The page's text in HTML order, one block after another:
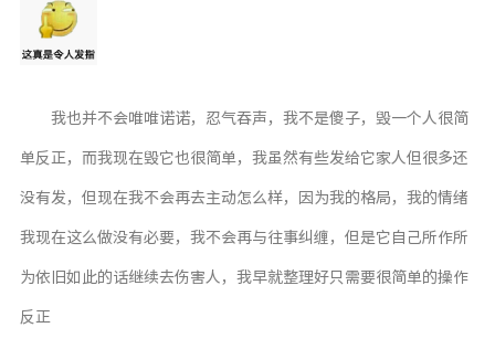
我也并不会唯唯诺诺，忍气吞声，我不是傻子，毁一个人很简
单反正，而我现在毁它也很简单，我虽然有些发给它家人但很多还
没有发，但现在我不会再去主动怎么样，因为我的格局，我的情绪
我现在这么做没有必要，我不会再与往事纠缠，但是它自己所作所
为依旧如此的话继续去伤害人，我早就整理好只需要很简单的操作
反正